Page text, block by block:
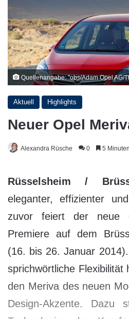
Quellenangabe: "obs/Adam Opel AG/
Aktuell Highlights
Neuer Opel
Alexandra Rüsche 0 5
Rüsselsheim /
eleganter, effizienter
zuvor feiert der neue
Premiere auf dem
(16. bis 26. Januar
sprichwörtliche Flexibilität
den Meriva des neuen
Design-Akzente. Dazu